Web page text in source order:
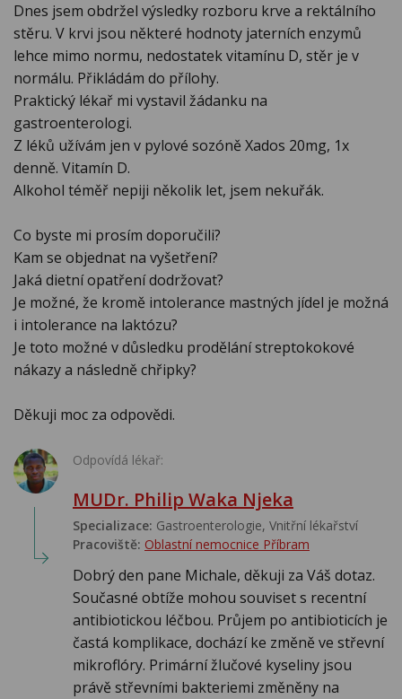
Dnes jsem obdržel výsledky rozboru krve a rektálního
stěru. V krvi jsou některé hodnoty jaterních enzymů
lehce mimo normu, nedostatek vitamínu D, stěr je v
normálu. Přikládám do přílohy.
Praktický lékař mi vystavil žádanku na
gastroenterologi.
Z léků užívám jen v pylové sozóně Xados 20mg, 1x
denně. Vitamín D.
Alkohol téměř nepiji několik let, jsem nekuřák.
Co byste mi prosím doporučili?
Kam se objednat na vyšetření?
Jaká dietní opatření dodržovat?
Je možné, že kromě intolerance mastných jídel je možná
i intolerance na laktózu?
Je toto možné v důsledku prodělání streptokokové
nákazy a následně chřipky?
Děkuji moc za odpovědi.
Odpovídá lékař:
MUDr. Philip Waka Njeka
Specializace: Gastroenterologie, Vnitřní lékařství
Pracoviště: Oblastní nemocnice Příbram
Dobrý den pane Michale, děkuji za Váš dotaz.
Současné obtíže mohou souviset s recentní
antibiotickou léčbou. Průjem po antibioticích je
častá komplikace, dochází ke změně ve střevní
mikroflóry. Primární žlučové kyseliny jsou
právě střevními bakteriemi změněny na